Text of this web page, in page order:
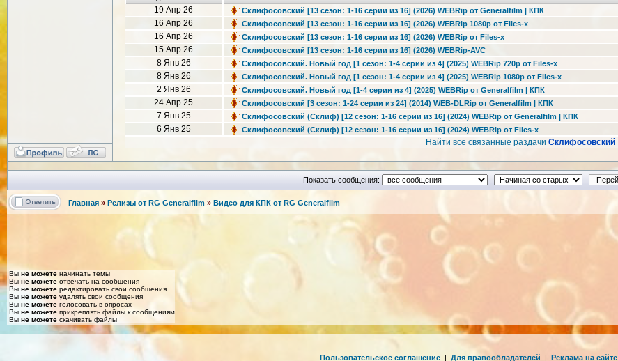
19 Апр 26 Склифосовский [13 сезон: 1-16 серии из 16] (2026) WEBRip от Generalfilm | КПК
16 Апр 26
Склифосовский [13 сезон: 1-16 серии из 16] (2026) WEBRip 1080p от Files-x
16 Апр 26
Склифосовский [13 сезон: 1-16 серии из 16] (2026) WEBRip от Files-x
15 Апр 26
Склифосовский [13 сезон: 1-16 серии из 16] (2026) WEBRip-AVC
8 Янв 26
Склифосовский. Новый год [1 сезон: 1-4 серии из 4] (2025) WEBRip 720p от Files-x
8 Янв 26
Склифосовский. Новый год [1 сезон: 1-4 серии из 4] (2025) WEBRip 1080p от Files-x
2 Янв 26
Склифосовский. Новый год [1-4 серии из 4] (2025) WEBRip от Generalfilm | КПК
24 Апр 25
Склифосовский [3 сезон: 1-24 серии из 24] (2014) WEB-DLRip от Generalfilm | КПК
7 Янв 25
Склифосовский (Склиф) [12 сезон: 1-16 серии из 16] (2024) WEBRip от Generalfilm | КПК
6 Янв 25
Склифосовский (Склиф) [12 сезон: 1-16 серии из 16] (2024) WEBRip от Files-х
Найти все связанные раздачиСклифосовский
Показать сообщения:
Главная » Релизы от RG Generalfilm » Видео для КПК от RG Generalfilm
Вы не можете начинать темы
Вы не можете отвечать на сообщения
Вы не можете редактировать свои сообщения
Вы не можете удалять свои сообщения
Вы не можете голосовать в опросах
Вы не можете прикреплять файлы к сообщениям
Вы не можете скачивать файлы
Пользовательское соглашение | Для правообладателей | Реклама на сайте